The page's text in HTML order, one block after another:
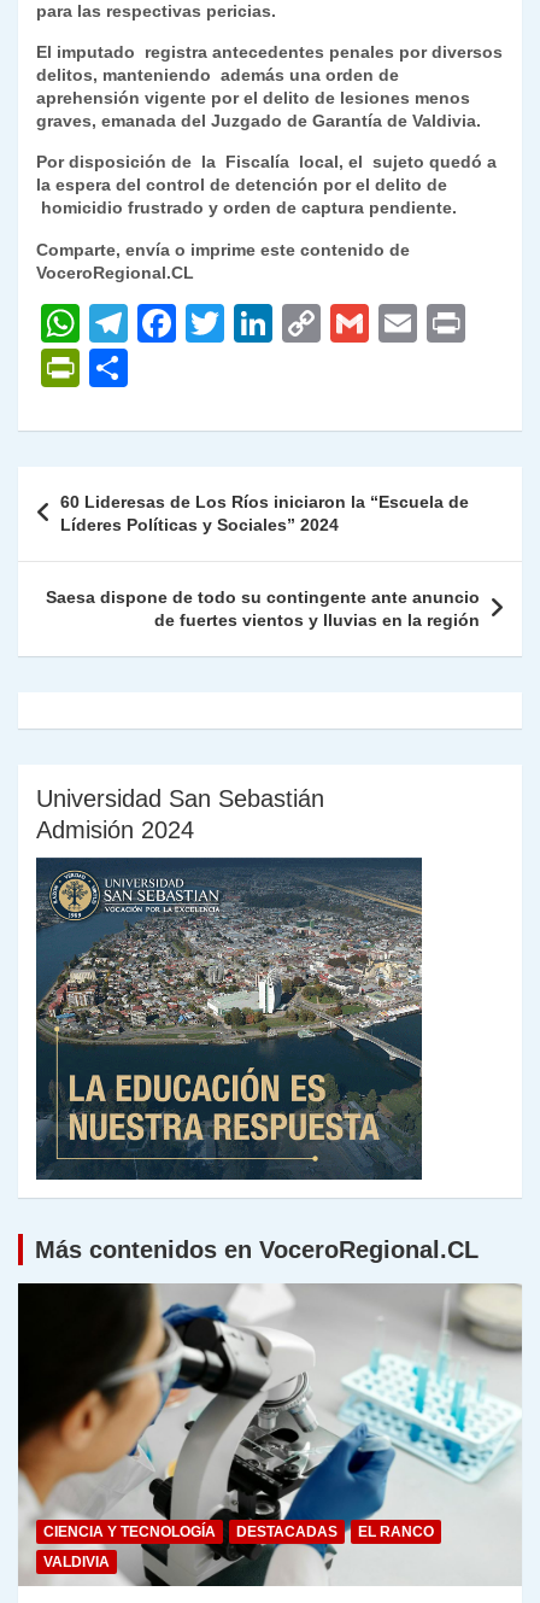
para las respectivas pericias.
El imputado registra antecedentes penales por diversos
delitos, manteniendo además una orden de
aprehensión vigente por el delito de lesiones menos
graves, emanada del Juzgado de Garantía de Valdivia.
Por disposición de la Fiscalía local, el sujeto quedó a
la espera del control de detención por el delito de
homicidio frustrado y orden de captura pendiente.
Comparte, envía o imprime este contenido de
VoceroRegional.CL
W
h
at
s
p
p
T
gr
m
F
e
o
o
k
T
er
Li
e
n
C
y
n
k
G
l
E
l
P
nt
Fr
ie
n
dl
m
ar
tir
de
entradas
60 Lideresas de Los Ríos iniciaron la “Escuela de
Líderes Políticas y Sociales” 2024
Saesa dispone de todo su contingente ante anuncio
de fuertes vientos y lluvias en la región
Universidad San Sebastián
Admisión 2024
Más contenidos en VoceroRegional.CL
CIENCIA Y TECNOLOGÍA DESTACADAS
EL RANCO
VALDIVIA